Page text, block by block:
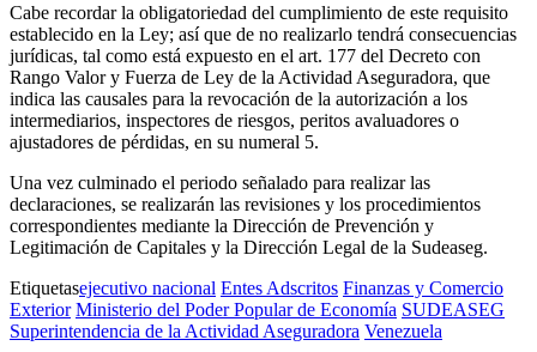
Cabe recordar la obligatoriedad del cumplimiento de este requisito
establecido en la Ley; así que de no realizarlo tendrá consecuencias
jurídicas, tal como está expuesto en el art. 177 del Decreto con
Rango Valor y Fuerza de Ley de la Actividad Aseguradora, que
indica las causales para la revocación de la autorización a los
intermediarios, inspectores de riesgos, peritos avaluadores o
ajustadores de pérdidas, en su numeral 5.
Una vez culminado el periodo señalado para realizar las
declaraciones, se realizarán las revisiones y los procedimientos
correspondientes mediante la Dirección de Prevención y
Legitimación de Capitales y la Dirección Legal de la Sudeaseg.
Etiquetasejecutivo nacional Entes Adscritos Finanzas y Comercio
Exterior Ministerio del Poder Popular de Economía SUDEASEG
Superintendencia de la Actividad Aseguradora Venezuela